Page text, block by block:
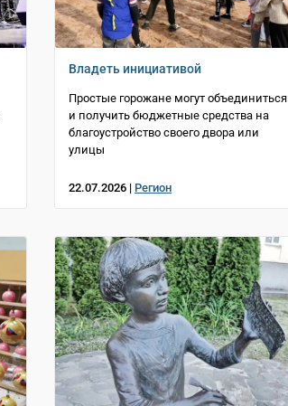
Владеть инициативой
Простые горожане могут объединиться
и получить бюджетные средства на
благоустройство своего двора или
улицы
22.07.2026 | Регион